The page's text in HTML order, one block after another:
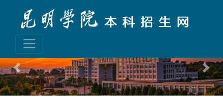
Previous Next